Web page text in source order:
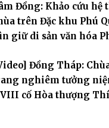
Đồng: Khảo cứu hệ
trên Đặc khu Phú
giữ di sản văn hóa
Đồng Tháp:
nghiêm tưởng
cố Hòa thượng